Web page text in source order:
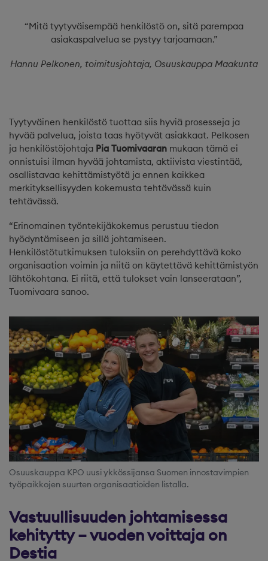
“Mitä tyytyväisempää henkilöstö on, sitä parempaa
asiakaspalvelua se pystyy tarjoamaan.”
Hannu Pelkonen, toimitusjohtaja, Osuuskauppa Maakunta
Tyytyväinen henkilöstö tuottaa siis hyviä prosesseja ja
hyvää palvelua, joista taas hyötyvät asiakkaat. Pelkosen
ja henkilöstöjohtaja Pia Tuomivaaran mukaan tämä ei
onnistuisi ilman hyvää johtamista, aktiivista viestintää,
osallistavaa kehittämistyötä ja ennen kaikkea
merkityksellisyyden kokemusta tehtävässä kuin
tehtävässä.
“Erinomainen työntekijäkokemus perustuu tiedon
hyödyntämiseen ja sillä johtamiseen.
Henkilöstötutkimuksen tuloksiin on perehdyttävä koko
organisaation voimin ja niitä on käytettävä kehittämistyön
lähtökohtana. Ei riitä, että tulokset vain lanseerataan”,
Tuomivaara sanoo.
Osuuskauppa KPO uusi ykkössijansa Suomen innostavimpien
työpaikkojen suurten organisaatioiden listalla.
Vastuullisuuden johtamisessa
kehitytty – vuoden voittaja on
Destia